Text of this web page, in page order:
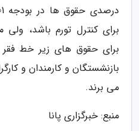
برای کنترل تورم باشد،
برای حقوق های زیر خط فقر
بازنشستگان و کارمندان و
می برند.
منبع: خبرگزاری پانا